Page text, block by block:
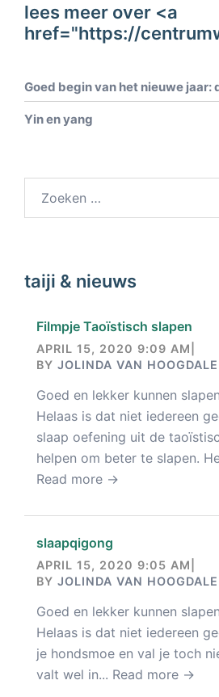
lees meer over <a
href="https://
Goed begin van het nieuwe jaar:
Yin en yang
taiji & nieuws
Filmpje Taoïstisch slapen
APRIL 15, 2020 9:09 AM
BY JOLINDA VAN
Goed en lekker kunnen
Helaas is dat niet iedereen
slaap oefening uit de
helpen om beter te slapen.
Read more →
slaapqigong
APRIL 15, 2020 9:05 AM
BY JOLINDA VAN
Goed en lekker kunnen
Helaas is dat niet iedereen
je hondsmoe en val je toch
valt wel in... Read more →